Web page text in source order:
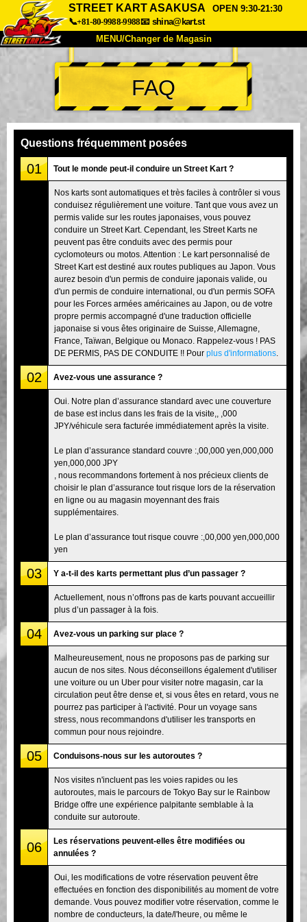
STREET KART ASAKUSA
OPEN 9:30-21:30
📞+81-80-9988-9988📧 shina@kart.st
MENU/Changer de Magasin
ACCUEIL
À Propos Caractéristiques Tarifs
Entreprise Réservation
Tokyo Shinagawa Tokyo Akihabara#1
Tokyo Akihabara#2 Tokyo Shibuya
Tokyo Shibuya Annexe Baie de Tokyo
Tokyo Asakusa Osaka
Okinawa
FAQ
Questions fréquemment posées
01 Tout le monde peut-il conduire un Street Kart ?
Nos karts sont automatiques et très faciles à contrôler si vous
conduisez régulièrement une voiture. Tant que vous avez un
permis valide sur les routes japonaises, vous pouvez
conduire un Street Kart. Cependant, les Street Karts ne
peuvent pas être conduits avec des permis pour
cyclomoteurs ou motos. Attention : Le kart personnalisé de
Street Kart est destiné aux routes publiques au Japon. Vous
aurez besoin d'un permis de conduire japonais valide, ou
d'un permis de conduire international, ou d'un permis SOFA
pour les Forces armées américaines au Japon, ou de votre
propre permis accompagné d'une traduction officielle
japonaise si vous êtes originaire de Suisse, Allemagne,
France, Taïwan, Belgique ou Monaco. Rappelez-vous ! PAS
DE PERMIS, PAS DE CONDUITE !! Pour plus d'informations
02 Avez-vous une assurance ?
Oui. Notre plan d’assurance standard avec une couverture
de base est inclus dans les frais de la visite,, ,000
JPY/véhicule sera facturée immédiatement après la visite.
Le plan d’assurance standard couvre :,00,000 yen,000,000
yen,000,000 JPY
, nous recommandons fortement à nos précieux clients de
choisir le plan d’assurance tout risque lors de la réservation
en ligne ou au magasin moyennant des frais
supplémentaires.
Le plan d’assurance tout risque couvre :,00,000 yen,000,000
yen
03 Y a-t-il des karts permettant plus d’un passager ?
Actuellement, nous n’offrons pas de karts pouvant accueillir
plus d’un passager à la fois.
04 Avez-vous un parking sur place ?
Malheureusement, nous ne proposons pas de parking sur
aucun de nos sites. Nous déconseillons également d'utiliser
une voiture ou un Uber pour visiter notre magasin, car la
circulation peut être dense et, si vous êtes en retard, vous ne
pourrez pas participer à l'activité. Pour un voyage sans
stress, nous recommandons d'utiliser les transports en
commun pour nous rejoindre.
05 Conduisons-nous sur les autoroutes ?
Nos visites n'incluent pas les voies rapides ou les
autoroutes, mais le parcours de Tokyo Bay sur le Rainbow
Bridge offre une expérience palpitante semblable à la
conduite sur autoroute.
06
Les réservations peuvent-elles être modifiées ou
annulées ?
Oui, les modifications de votre réservation peuvent être
effectuées en fonction des disponibilités au moment de votre
demande. Vous pouvez modifier votre réservation, comme le
nombre de conducteurs, la date/l'heure, ou même le